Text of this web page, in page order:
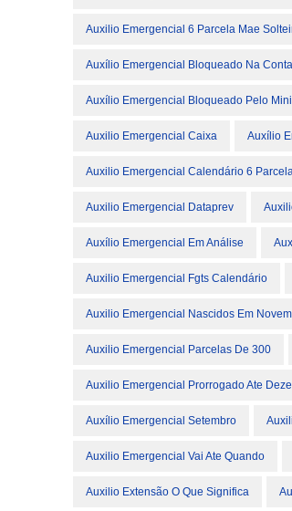
Auxilio Emergencial 6 Parcela Mae
Auxílio Emergencial Bloqueado Na Conta
Auxílio Emergencial Bloqueado Pelo
Auxilio Emergencial Caixa Auxílio
Auxilio Emergencial Calendário 6
Auxilio Emergencial Dataprev
Auxílio Emergencial Em Análise
Auxilio Emergencial Fgts Calendário
Auxilio Emergencial Nascidos Em
Auxilio Emergencial Parcelas De 300
Auxilio Emergencial Prorrogado Ate
Auxílio Emergencial Setembro
Auxilio Emergencial Vai Ate Quando
Auxilio Extensão O Que Significa